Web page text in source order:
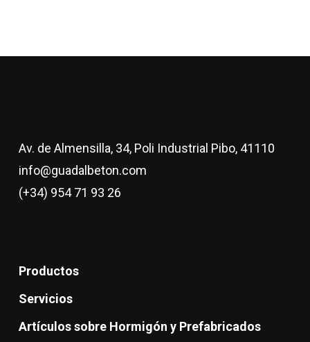
Av. de Almensilla, 34, Poli Industrial Pibo, 41110
info@guadalbeton.com
(+34) 954 71 93 26
Productos
Servicios
Artículos sobre Hormigón y Prefabricados